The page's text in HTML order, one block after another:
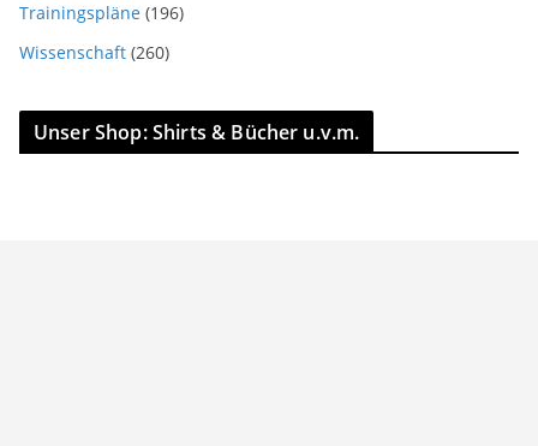
Trainingspläne (196)
Wissenschaft (260)
Unser Shop: Shirts & Bücher u.v.m.